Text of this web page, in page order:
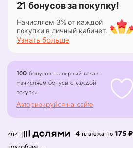
21 бонусов за покупку!
Начисляем 3% от каждой
покупки в личный кабинет.
Узнать больше
100 бонусов на первый заказ.
Начисляем бонусы с каждой
покупки
Авторизируйся на сайте
или 4 платежа по 175 ₽